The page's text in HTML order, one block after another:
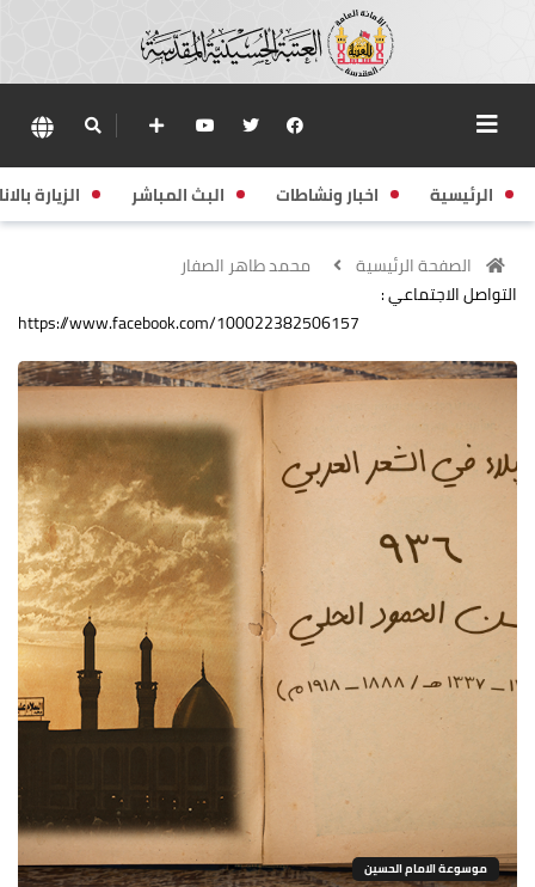
الرئيسية اخبار ونشاطات البث المباشر الزيارة
الصفحة الرئيسية
محمد طاهر الصفار
التواصل الاجتماعي :
https://www.facebook.com/100022382506157
موسوعة الامام الحسين